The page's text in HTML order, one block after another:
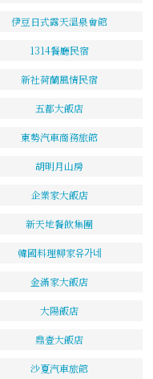
伊豆日式露天溫泉會館
1314餐廳民宿
新社荷蘭風情民宿
五都大飯店
東勢汽車商務旅館
胡明月山房
企業家大飯店
新天地餐飲集團
韓國料理柳家유가네
金滿家大飯店
大陽飯店
鼎壹大飯店
沙夏汽車旅館